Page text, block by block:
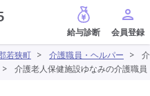
給与診断
若狭町 > 介護職員・ヘルパー >
> 介護老人保健施設ゆなみの介護職